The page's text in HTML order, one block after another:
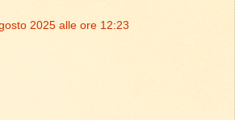
2025 alle ore 12:23